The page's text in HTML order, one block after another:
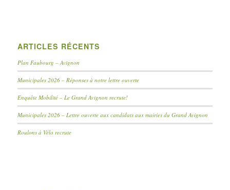
ARTICLES RÉCENTS
Plan Faubourg – Avignon
Municipales 2026 – Réponses à notre lettre ouverte
Enquête Mobilité – Le Grand Avignon recrute!
Municipales 2026 – Lettre ouverte aux candidats aux mairies du Grand Avignon
Roulons à Vélo recrute